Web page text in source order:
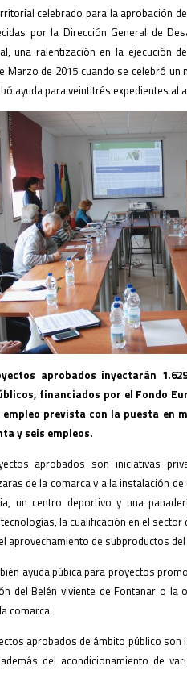
celebrado para la aprobación
por la Dirección General de
una ralentización en la ejecución
Marzo de 2015 cuando se celebró
ayuda para veintitrés expedientes al
aprobados inyectarán
financiados por el Fondo
prevista con la puesta en
y seis empleos.
aprobados son iniciativas
de la comarca y a la instalación
un centro deportivo y una
la cualificación en el
aprovechamiento de subproductos
ayuda púbica para proyectos
del Belén viviente de Fontanar o
comarca.
aprobados de ámbito público
del acondicionamiento de